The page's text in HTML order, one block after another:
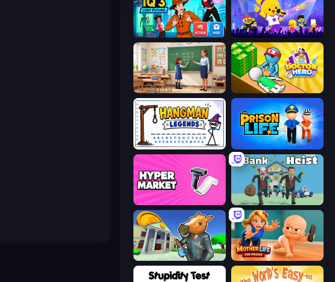
Detective IQ 3 SongPop GO
High School Teacher Simulator Doctor Hero
Hangman Legends Prison Life
Hypermarket 3D Bank Heist
Bank Robbery 3 Mother Life Simulator: Prank